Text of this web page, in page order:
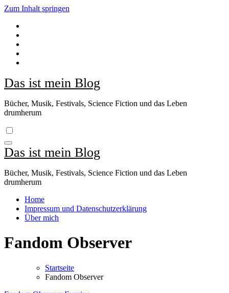
Zum Inhalt springen
Das ist mein Blog
Bücher, Musik, Festivals, Science Fiction und das Leben
drumherum
Das ist mein Blog
Bücher, Musik, Festivals, Science Fiction und das Leben
drumherum
Home
Impressum und Datenschutzerklärung
Über mich
Fandom Observer
Startseite
Fandom Observer